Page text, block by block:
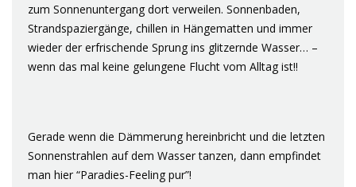
zum Sonnenuntergang dort verweilen. Sonnenbaden,
Strandspaziergänge, chillen in Hängematten und immer
wieder der erfrischende Sprung ins glitzernde Wasser… –
wenn das mal keine gelungene Flucht vom Alltag ist!!
Gerade wenn die Dämmerung hereinbricht und die letzten
Sonnenstrahlen auf dem Wasser tanzen, dann empfindet
man hier “Paradies-Feeling pur”!